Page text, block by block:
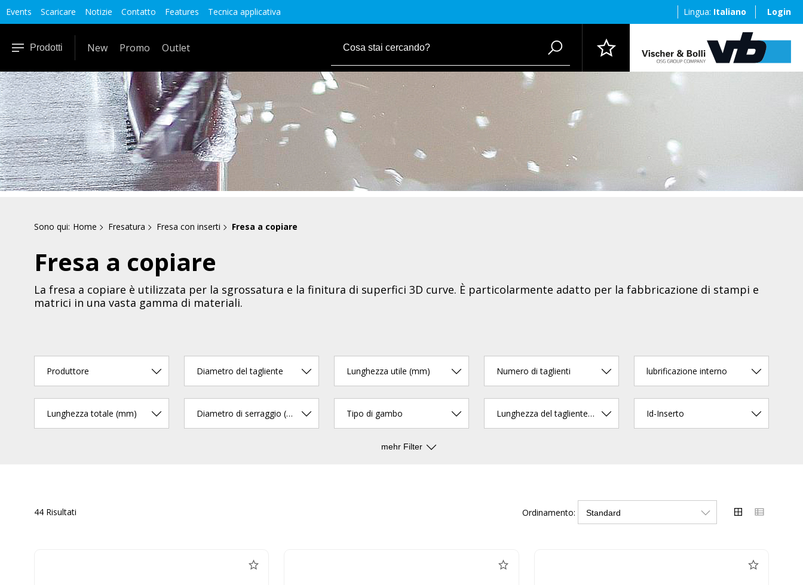
Events Scaricare Notizie Contatto Features Tecnica applicativa Lingua: Italiano Login
Prodotti New Promo Outlet
Sono qui: Home Fresatura Fresa con inserti Fresa a copiare
Fresa a copiare
La fresa a copiare è utilizzata per la sgrossatura e la finitura di superfici 3D curve. È particolarmente adatto per la fabbricazione di stampi e
matrici in una vasta gamma di materiali.
Produttore Diametro del tagliente Lunghezza utile (mm) Numero di taglienti lubrificazione interno
Lunghezza totale (mm) Diametro di serraggio (mm) Tipo di gambo Lunghezza del tagliente (mm) Id-Inserto
mehr Filter
44 Risultati Ordinamento: